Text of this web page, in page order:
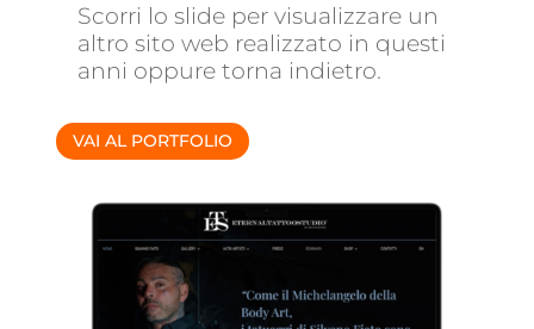
Scorri lo slide per visualizzare un
altro sito web realizzato in questi
anni oppure torna indietro.
VAI AL PORTFOLIO